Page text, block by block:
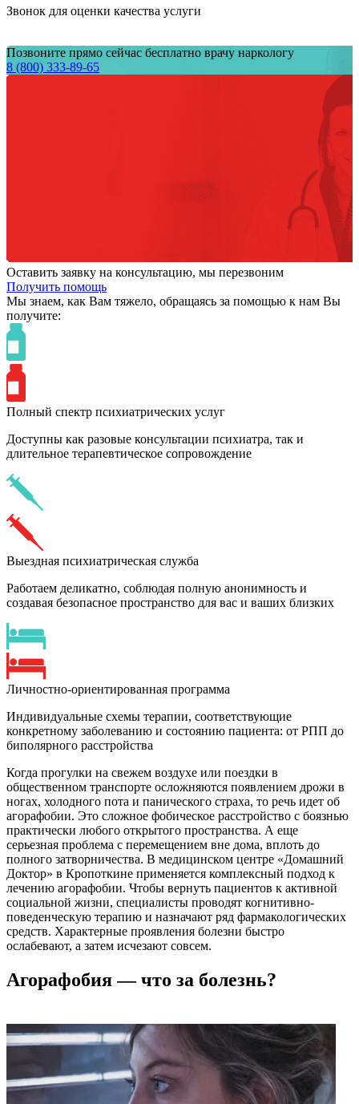
Звонок для оценки качества услуги
Позвоните прямо сейчас бесплатно врачу наркологу
8 (800) 333-89-65
Оставить заявку на консультацию, мы перезвоним
Получить помощь
Мы знаем, как Вам тяжело, обращаясь за помощью к нам Вы
получите:
Полный спектр психиатрических услуг
Доступны как разовые консультации психиатра, так и
длительное терапевтическое сопровождение
Выездная психиатрическая служба
Работаем деликатно, соблюдая полную анонимность и
создавая безопасное пространство для вас и ваших близких
Личностно-ориентированная программа
Индивидуальные схемы терапии, соответствующие
конкретному заболеванию и состоянию пациента: от РПП до
биполярного расстройства
Когда прогулки на свежем воздухе или поездки в
общественном транспорте осложняются появлением дрожи в
ногах, холодного пота и панического страха, то речь идет об
агорафобии. Это сложное фобическое расстройство с боязнью
практически любого открытого пространства. А еще
серьезная проблема с перемещением вне дома, вплоть до
полного затворничества. В медицинском центре «Домашний
Доктор» в Кропоткине применяется комплексный подход к
лечению агорафобии. Чтобы вернуть пациентов к активной
социальной жизни, специалисты проводят когнитивно-
поведенческую терапию и назначают ряд фармакологических
средств. Характерные проявления болезни быстро
ослабевают, а затем исчезают совсем.
Агорафобия — что за болезнь?